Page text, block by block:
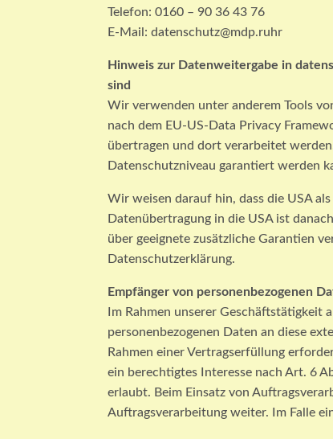
Telefon: 0160 – 90 36 43 76
E-Mail: datenschutz@mdp.ruhr
Hinweis zur Datenweitergabe in
sind
Wir verwenden unter anderem Tools
nach dem EU-US-Data Privacy
übertragen und dort verarbeitet
Datenschutzniveau garantiert werden
Wir weisen darauf hin, dass die USA
Datenübertragung in die USA ist
über geeignete zusätzliche Garantien
Datenschutzerklärung.
Empfänger von personenbezogenen
Im Rahmen unserer
personenbezogenen Daten an diese
Rahmen einer Vertragserfüllung
ein berechtigtes Interesse nach Art. 6
erlaubt. Beim Einsatz von
Auftragsverarbeitung weiter. Im Falle